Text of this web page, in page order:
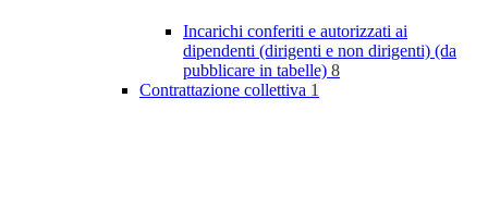
Incarichi conferiti e autorizzati ai
dipendenti (dirigenti e non dirigenti) (da
pubblicare in tabelle) 8
Contrattazione collettiva 1